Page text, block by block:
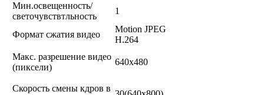
Мин.освещенность/
светочувствтльность
1
Формат сжатия видео
Motion JPEG
H.264
Макс. разрешение видео
(пиксели)
640x480
Cкорость смены кдров в